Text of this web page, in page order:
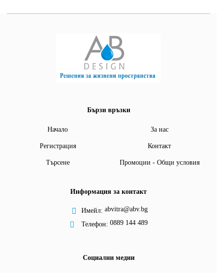
Бързи връзки
Начало За нас
Регистрация Контакт
Търсене Промоции - Общи условия
Информация за контакт
Имейл: abvitra@abv.bg
Телефон: 0889 144 489
Социални медии